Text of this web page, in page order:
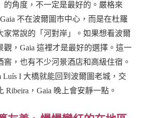
的角度，不一定是最好的。嚴格來
不在波爾圖市中心，而是在杜羅
家常說的「河對岸」。如果想看波爾
觀，Gaia 這裡才是最好的選擇。這一
窖，也有不少河景酒店和高級住宿。
Luís I 大橋就能回到波爾圖老城，交
Ribeira，Gaia 晚上會安靜一點。